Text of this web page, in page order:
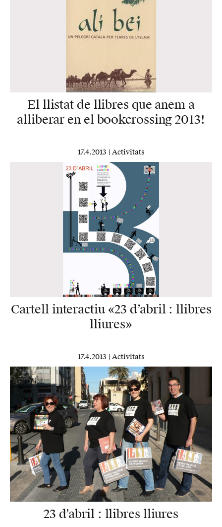
El llistat de llibres que anem a
alliberar en el bookcrossing 2013!
17.4.2013 | Activitats
Cartell interactiu «23 d’abril : llibres
lliures»
17.4.2013 | Activitats
23 d’abril : llibres lliures